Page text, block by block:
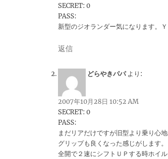
SECRET: 0
PASS:
新型のジオランダー気になります。
返信
どらやきパパ より:
2007年10月28日 10:52 AM
SECRET: 0
PASS:
まだリアだけですが旧型より乗り心
グリップも良くなった感じがします。
全開で２速にシフトＵＰする時ホイ